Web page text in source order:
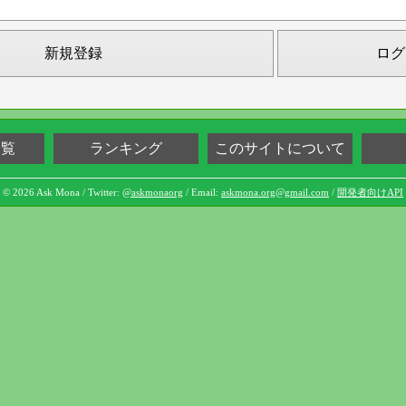
新規登録 ロ
ランキング このサイトについて
© 2026 Ask Mona / Twitter: @askmonaorg / Email: askmona.org@gmail.com / 開発者向けAPI